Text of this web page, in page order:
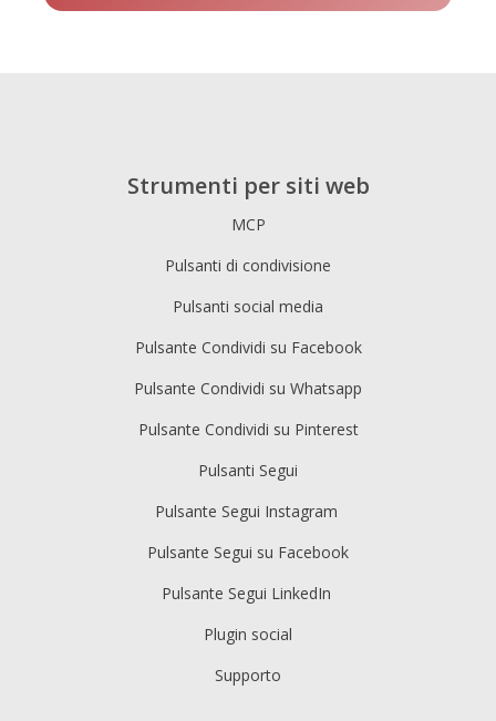
Strumenti per siti web
MCP
Pulsanti di condivisione
Pulsanti social media
Pulsante Condividi su Facebook
Pulsante Condividi su Whatsapp
Pulsante Condividi su Pinterest
Pulsanti Segui
Pulsante Segui Instagram
Pulsante Segui su Facebook
Pulsante Segui LinkedIn
Plugin social
Supporto